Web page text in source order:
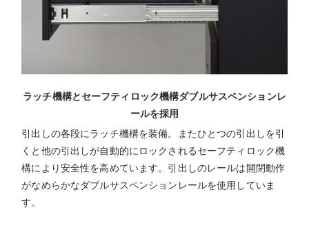
ラッチ機構とセーフティロック機構ダブルサスペンションレ
ールを採用
引出しの各段にラッチ機構を装備。またひとつの引出しを引
くと他の引出しが自動的にロックされるセーフティロック機
構により安全性を高めています。引出しのレールは開閉動作
がなめらかなダブルサスペンションレールを使用していま
す。